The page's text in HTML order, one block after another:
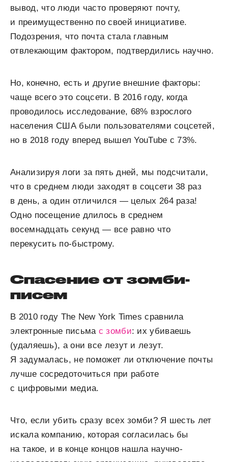
вывод, что люди часто проверяют почту,
и преимущественно по своей инициативе.
Подозрения, что почта стала главным
отвлекающим фактором, подтвердились научно.
Но, конечно, есть и другие внешние факторы:
чаще всего это соцсети. В 2016 году, когда
проводилось исследование, 68% взрослого
населения США были пользователями соцсетей,
но в 2018 году вперед вышел YouTube с 73%.
Анализируя логи за пять дней, мы подсчитали,
что в среднем люди заходят в соцсети 38 раз
в день, а один отличился — целых 264 раза!
Одно посещение длилось в среднем
восемнадцать секунд — все равно что
перекусить по-быстрому.
Спасение от зомби-
писем
В 2010 году The New York Times сравнила
электронные письма с зомби: их убиваешь
(удаляешь), а они все лезут и лезут.
Я задумалась, не поможет ли отключение почты
лучше сосредоточиться при работе
с цифровыми медиа.
Что, если убить сразу всех зомби? Я шесть лет
искала компанию, которая согласилась бы
на такое, и в конце концов нашла научно-